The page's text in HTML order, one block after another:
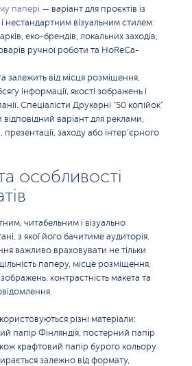
папері — варіант для проєктів із
нестандартним візуальним стилем:
еко-брендів, локальних заходів,
ручної роботи та HoReCa-
залежить від місця розміщення,
інформації, якості зображень і
Спеціалісти Друкарні "50 копійок"
варіант для реклами,
презентації, заходу або інтер’єрного
особливості
читабельним і візуально
з якої його бачитиме аудиторія.
важливо враховувати не тільки
паперу, місце розміщення,
зображень, контрастність макета та
різні матеріали:
папір Фінляндія, постерний папір
крафтовий папір бурого кольору
залежно від формату,